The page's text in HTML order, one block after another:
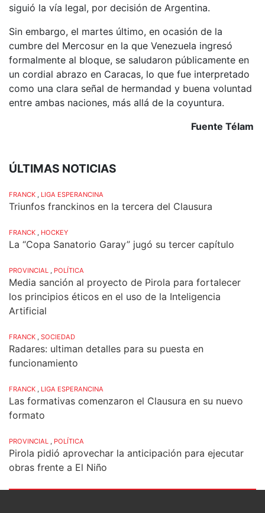
siguió la vía legal, por decisión de Argentina.
Sin embargo, el martes último, en ocasión de la
cumbre del Mercosur en la que Venezuela ingresó
formalmente al bloque, se saludaron públicamente en
un cordial abrazo en Caracas, lo que fue interpretado
como una clara señal de hermandad y buena voluntad
entre ambas naciones, más allá de la coyuntura.
Fuente Télam
ÚLTIMAS NOTICIAS
FRANCK , LIGA ESPERANCINA
Triunfos franckinos en la tercera del Clausura
FRANCK , HOCKEY
La “Copa Sanatorio Garay” jugó su tercer capítulo
PROVINCIAL , POLÍTICA
Media sanción al proyecto de Pirola para fortalecer
los principios éticos en el uso de la Inteligencia
Artificial
FRANCK , SOCIEDAD
Radares: ultiman detalles para su puesta en
funcionamiento
FRANCK , LIGA ESPERANCINA
Las formativas comenzaron el Clausura en su nuevo
formato
PROVINCIAL , POLÍTICA
Pirola pidió aprovechar la anticipación para ejecutar
obras frente a El Niño